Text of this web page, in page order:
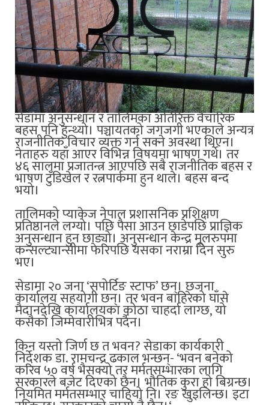
सेडामा अनुसन्धान र तालिमका अतिरिक्त वैचारिक
बहस पनि हुन्थ्यो। पञ्चायतको जगजगी भएकाले अन्यत्र
राजनीतिक विचार व्यक्त गर्न सक्ने अवस्था थिएन।
नेताहरु यहाँ आएर विभिन्न विषयमा भाषण गर्थे। तर
४६ सालमा प्रजातन्त्र आएपछि सबै राजनीतिक बहस र
भाषण टुँडिखेल र रत्नपार्कमा हुन थाले। बहस बन्द
भयो।
तालिमको प्याकेज नेपाल प्रशासनिक प्रशिक्षण
प्रतिष्ठानले लग्यो। पछि पैसा आउन छाडेपछि प्राज्ञिक
अनुसन्धान हुन छाड्यो। अनुसन्धान केन्द्र मूलरुपमा
कन्सल्ट्यान्सीमा फेरिपछि यसका नराम्रा दिन सुरु
भए।
सेडामा २० जना ‘सपोर्टिङ स्टाफ’ छन्। छजना
कार्यालय सहयोगी छन्। तर भवन बाहिरेको घाँसे
मैदानदेखि कार्यालयका कोठा चाहर्दा लाग्छ, यो
कसैको जिम्मेवारीभित्र पर्दैन।
किन यस्तो जिर्ण छ त भवन? सेडाका कार्यकारी
निर्देशक डा. रामचन्द्र ढकाल भन्छन्- ‘भवन बनेको
करिव ५० वर्ष भैसक्यो तर मर्मतसम्भारका लागि
सरकारले बजेट दिएको छैन। भौतिक कुरा हो बिग्रन्छ।
नियमित मर्मतसम्भार चाहियो नि। रङ खुइलिन्छ। इटा